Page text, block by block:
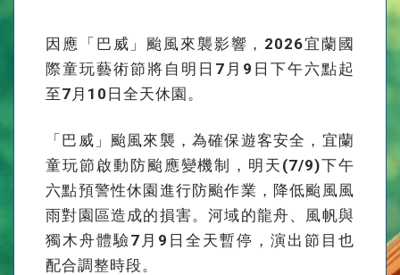
因應「巴威」颱風來襲影響，2026宜蘭國
際童玩藝術節將自明日7月9日下午六點起
至7月10日全天休園。
「巴威」颱風來襲，為確保遊客安全，宜蘭
童玩節啟動防颱應變機制，明天(7/9)下午
六點預警性休園進行防颱作業，降低颱風風
雨對園區造成的損害。河域的龍舟、風帆與
獨木舟體驗7月9日全天暫停，演出節目也
配合調整時段。